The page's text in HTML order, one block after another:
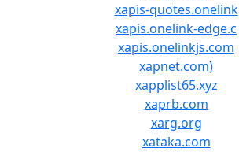
xapis-quotes.onelink
xapis.onelink-edge.c
xapis.onelinkjs.com
xapnet.com)
xapplist65.xyz
xaprb.com
xarg.org
xataka.com